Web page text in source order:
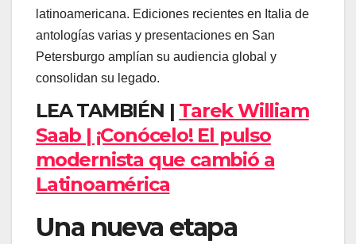
latinoamericana. Ediciones recientes en Italia de
antologías varias y presentaciones en San
Petersburgo amplían su audiencia global y
consolidan su legado.
LEA TAMBIÉN | Tarek William
Saab | ¡Conócelo! El pulso
modernista que cambió a
Latinoamérica
Una nueva etapa